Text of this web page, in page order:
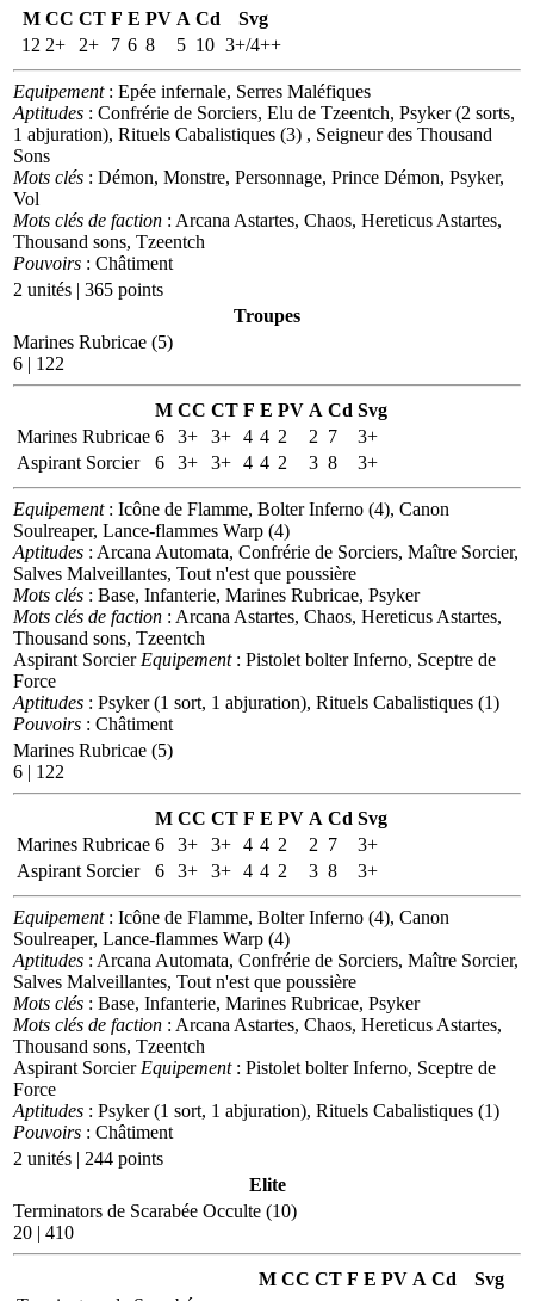
M CC CT F E PV A Cd
Svg
12 2+ 2+ 7 6 8 5 10 3+/4++
Equipement: Epée infernale, Serres Maléfiques
Aptitudes : Confrérie de Sorciers, Elu de Tzeentch, Psyker (2 sorts,
1 abjuration), Rituels Cabalistiques (3) , Seigneur des Thousand
Sons
Mots clés : Démon, Monstre, Personnage, Prince Démon, Psyker,
Vol
Mots clés de faction : Arcana Astartes, Chaos, Hereticus Astartes,
Thousand sons, Tzeentch
Pouvoirs : Châtiment
2 unités | 365 points
Troupes
Marines Rubricae (5)
6 | 122
M CC CT F E PV A Cd Svg
Marines Rubricae 6 3+ 3+ 4 4 2 2 7
3+
Aspirant Sorcier
6 3+ 3+ 4 4 2 3 8 3+
Equipement: Icône de Flamme, Bolter Inferno (4), Canon
Soulreaper, Lance-flammes Warp (4)
Aptitudes : Arcana Automata, Confrérie de Sorciers, Maître Sorcier,
Salves Malveillantes, Tout n'est que poussière
Mots clés : Base, Infanterie, Marines Rubricae, Psyker
Mots clés de faction : Arcana Astartes, Chaos, Hereticus Astartes,
Thousand sons, Tzeentch
Aspirant Sorcier Equipement: Pistolet bolter Inferno, Sceptre de
Force
Aptitudes : Psyker (1 sort, 1 abjuration), Rituels Cabalistiques (1)
Pouvoirs : Châtiment
Marines Rubricae (5)
6 | 122
M CC CT F E PV A Cd Svg
Marines Rubricae 6 3+ 3+ 4 4 2 2 7
3+
Aspirant Sorcier
6 3+ 3+ 4 4 2 3 8 3+
Equipement: Icône de Flamme, Bolter Inferno (4), Canon
Soulreaper, Lance-flammes Warp (4)
Aptitudes : Arcana Automata, Confrérie de Sorciers, Maître Sorcier,
Salves Malveillantes, Tout n'est que poussière
Mots clés : Base, Infanterie, Marines Rubricae, Psyker
Mots clés de faction : Arcana Astartes, Chaos, Hereticus Astartes,
Thousand sons, Tzeentch
Aspirant Sorcier Equipement: Pistolet bolter Inferno, Sceptre de
Force
Aptitudes : Psyker (1 sort, 1 abjuration), Rituels Cabalistiques (1)
Pouvoirs : Châtiment
2 unités | 244 points
Elite
Terminators de Scarabée Occulte (10)
20 | 410
M CC CT F E PV A Cd
Svg